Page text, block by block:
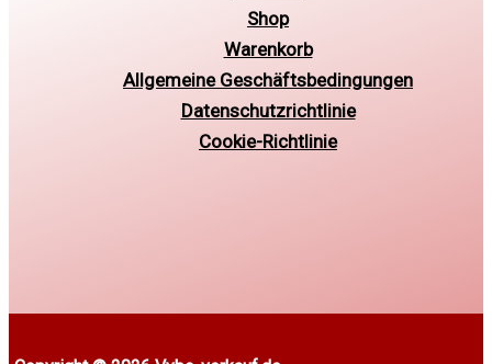
Shop
Warenkorb
Allgemeine Geschäftsbedingungen
Datenschutzrichtlinie
Cookie-Richtlinie